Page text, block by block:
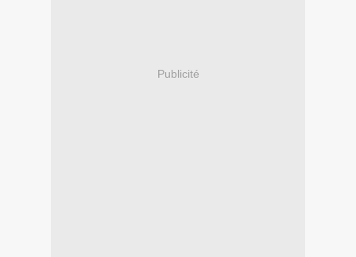
Publicité